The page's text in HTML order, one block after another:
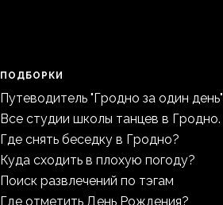
ПОДБОРКИ
Путеводитель "Гродно за один день"
Все студии школы танцев в Гродно.
Где снять беседку в Гродно?
Куда сходить в плохую погоду?
Поиск развлечений по тэгам
Где отметить День Рождения?